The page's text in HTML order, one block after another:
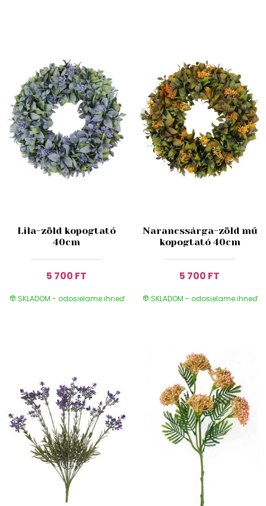
Lila-zöld kopogtató
40cm
5 700 FT
SKLADOM - odosielame ihneď
Narancssárga-zöld mű
kopogtató 40cm
5 700 FT
SKLADOM - odosielame ihneď